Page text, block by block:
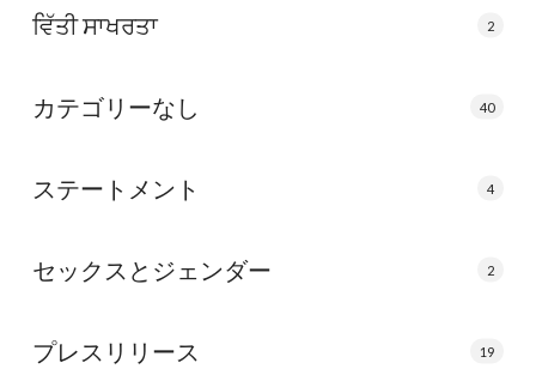
ਵਿੱਤੀ ਸਾਖਰਤਾ 2
カテゴリーなし 40
ステートメント 4
セックスとジェンダー 2
プレスリリース 19